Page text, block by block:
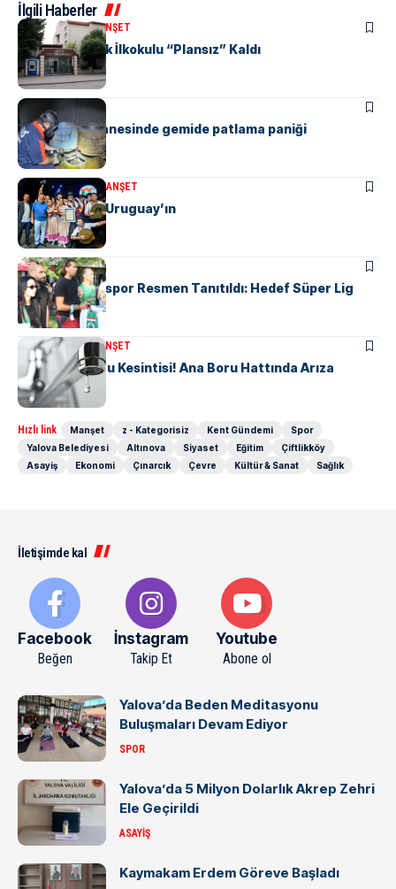
İlgili Haberler
KENT GÜNDEMIMANŞET
Yalova Atatürk İlkokulu “Plansız” Kaldı
ALTINOVA
Altınova tersanesinde gemide patlama paniği
KÜLTÜR & SANAT MANŞET
Altın Karanfil Uruguay’ın
MANŞETSPOR
Yalova Haremspor Resmen Tanıtıldı: Hedef Süper Lig
KENT GÜNDEMIMANŞET
6 Mahallede Su Kesintisi! Ana Boru Hattında Arıza
Hızlı link Manşet z - Kategorisiz Kent Gündemi
Spor
Yalova Belediyesi
Altınova Siyaset Eğitim
Çiftlikköy
Asayiş
Ekonomi Çınarcık Çevre Kültür & Sanat Sağlık
İletişimde kal
Facebook
Beğen
İnstagram
Takip Et
Youtube
Abone ol
Yalova’da Beden Meditasyonu
Buluşmaları Devam Ediyor
SPOR
Yalova’da 5 Milyon Dolarlık Akrep Zehri
Ele Geçirildi
ASAYIŞ
Kaymakam Erdem Göreve Başladı